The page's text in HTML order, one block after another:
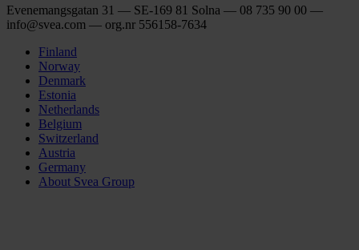
Evenemangsgatan 31 — SE-169 81 Solna — 08 735 90 00 —
info@svea.com — org.nr 556158‑7634
Finland
Norway
Denmark
Estonia
Netherlands
Belgium
Switzerland
Austria
Germany
About Svea Group